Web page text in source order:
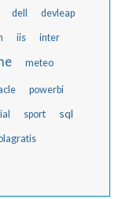
dell devleap
iis inter
meteo
powerbi
sport sql